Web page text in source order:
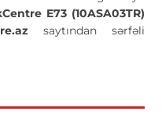
E73 (10ASA03TR)
saytından sərfəli